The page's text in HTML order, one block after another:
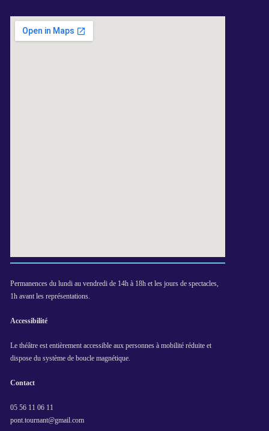
Permanences du lundi au vendredi de 14h à 18h et les jours de spectacles,
1h avant les représentations.
Accessibilité
Le théâtre est entièrement accessible aux personnes à mobilité réduite et
dispose du système de boucle magnétique.
Contact
05 56 11 06 11
pont.tournant@gmail.com